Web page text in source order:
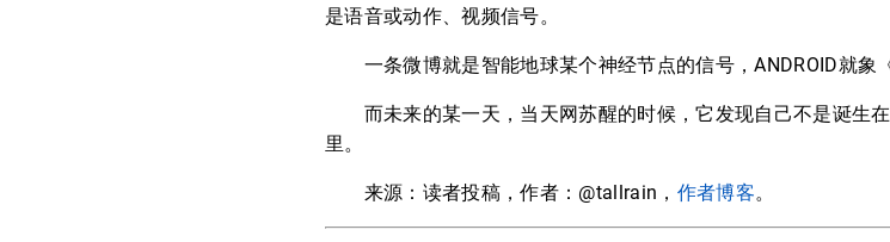
是语音或动作、视频信号。
一条微博就是智能地球某个神经节点的信号，ANDROID就象
而未来的某一天，当天网苏醒的时候，它发现自己不是诞生在
里。
来源：读者投稿，作者：@tallrain， 作者博客。